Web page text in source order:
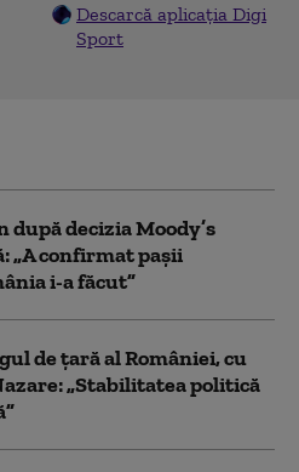
Descarcă aplicația Digi
Sport
decizia Moody’s
„A confirmat pașii
i-a făcut”
de țară al României, cu
„Stabilitatea politică